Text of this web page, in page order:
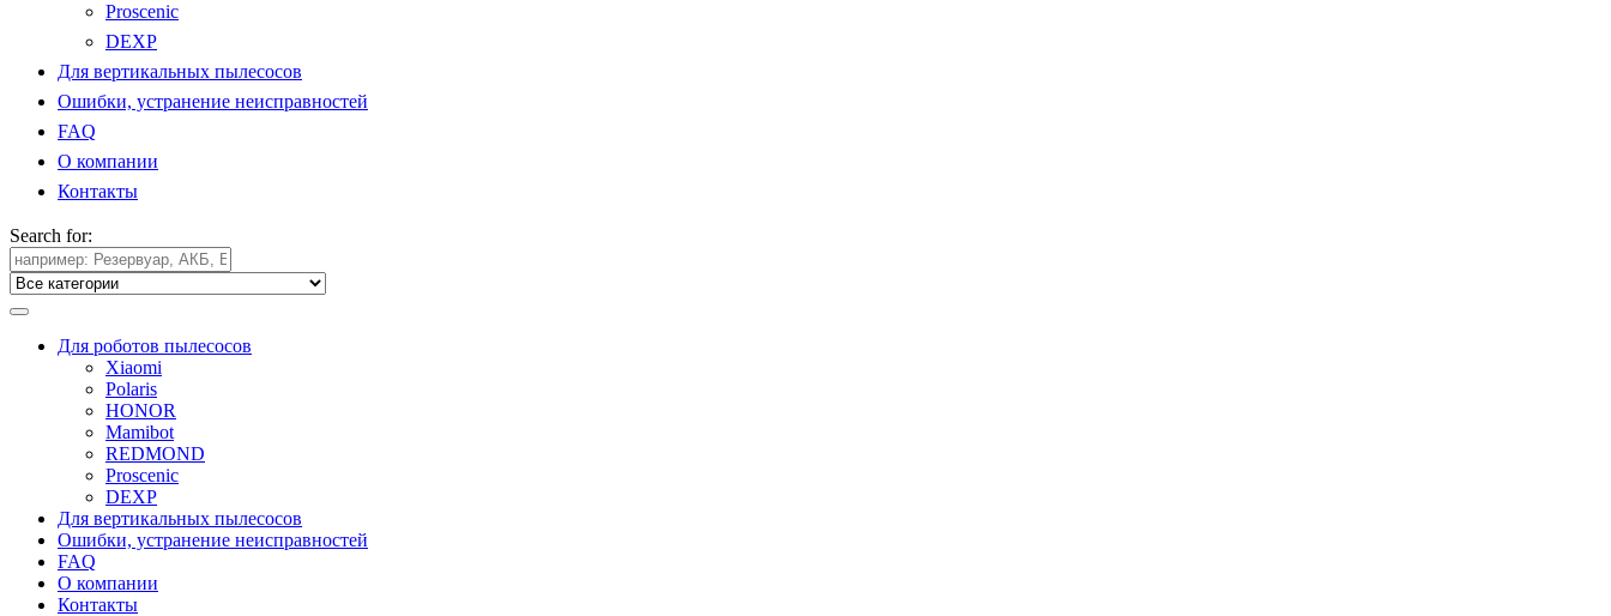
Proscenic
DEXP
Для вертикальных пылесосов
Ошибки, устранение неисправностей
FAQ
О компании
Контакты
Search for:
Для роботов пылесосов
Xiaomi
Polaris
HONOR
Mamibot
REDMOND
Proscenic
DEXP
Для вертикальных пылесосов
Ошибки, устранение неисправностей
FAQ
О компании
Контакты